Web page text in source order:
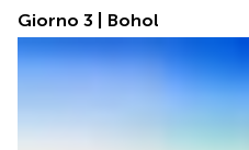
Giorno 3 | Bohol